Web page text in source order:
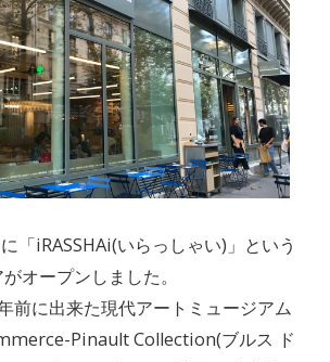
「iRASSHAi(いらっしゃい)」という
オープンしました。
前に出来た現代アートミュージアム
Pinault Collection(ブルス ド